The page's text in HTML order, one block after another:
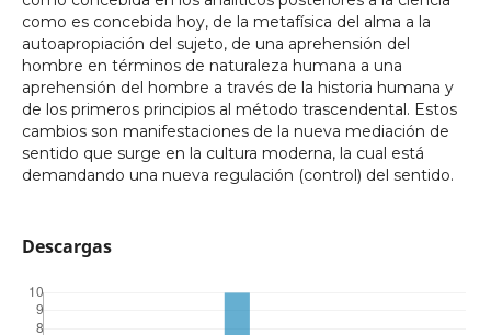
como es concebida hoy, de la metafísica del alma a la
autoapropiación del sujeto, de una aprehensión del
hombre en términos de naturaleza humana a una
aprehensión del hombre a través de la historia humana y
de los primeros principios al método trascendental. Estos
cambios son manifestaciones de la nueva mediación de
sentido que surge en la cultura moderna, la cual está
demandando una nueva regulación (control) del sentido.
Descargas